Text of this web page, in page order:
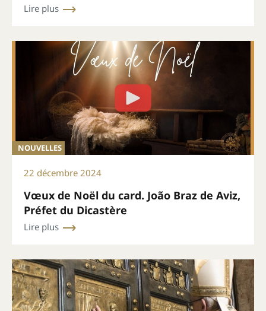
Lire plus
NOUVELLES
22 décembre 2024
Vœux de Noël du card. João Braz de Aviz,
Préfet du Dicastère
Lire plus